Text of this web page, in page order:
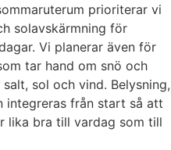
prioriterar vi
solavskärmning för
Vi planerar även för
tar hand om snö och
sol och vind. Belysning,
integreras från start så att
lika bra till vardag som till